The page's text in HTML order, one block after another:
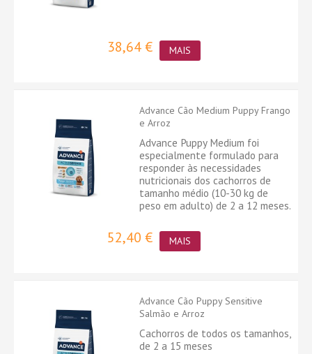
38,64 € MAIS
Advance Cão Medium Puppy Frango
e Arroz
Advance Puppy Medium foi
especialmente formulado para
responder às necessidades
nutricionais dos cachorros de
tamanho médio (10-30 kg de
peso em adulto) de 2 a 12 meses.
52,40 € MAIS
Advance Cão Puppy Sensitive
Salmão e Arroz
Cachorros de todos os tamanhos,
de 2 a 15 meses